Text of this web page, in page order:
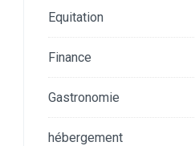
Equitation
Finance
Gastronomie
hébergement